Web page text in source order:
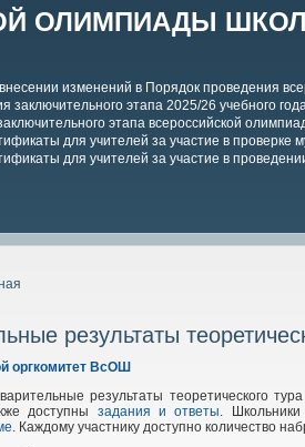
ОЛИМПИАДЫ
изменений в Порядок проведения
заключительного этапа 2025/26 учебного
этапа всероссийской
для учителей за участие в проверке
для учителей за участие в
результаты
оргкомитет ВсОШ
результаты теоретического
доступны задания и ответы.
. Каждому участнику доступно количество